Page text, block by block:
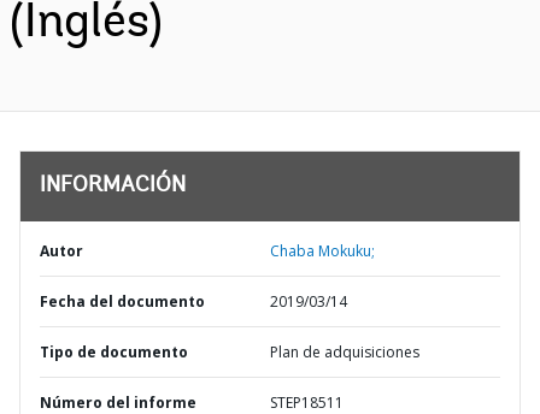
(Inglés)
INFORMACIÓN
Autor Chaba Mokuku;
Fecha del documento 2019/03/14
Tipo de documento Plan de adquisiciones
Número del informe STEP18511